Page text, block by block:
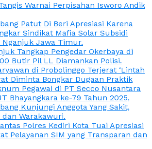
Warnai Perpisahan Isworo Andik
Patut Di Beri Apresiasi Karena
Sindikat Mafia Solar Subsidi
Nganjuk Jawa Timur.
Tangkap Pengedar Okerbaya di
Butir Pil LL Diamankan Polisi.
di Probolinggo Terjerat ‘Lintah
Diminta Bongkar Dugaan Praktik
Pegawai di PT Secco Nusantara
Bhayangkara ke-79 Tahun 2025,
Kunjungi Anggota Yang Sakit,
Warakawuri.
Polres Kediri Kota Tuai Apresiasi
Pelayanan SIM yang Transparan dan